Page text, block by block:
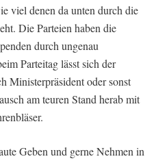
viel denen da unten durch die
Die Parteien haben die
durch ungenau
Parteitag lässt sich der
Ministerpräsident oder sonst
am teuren Stand herab mit
Geben und gerne Nehmen in